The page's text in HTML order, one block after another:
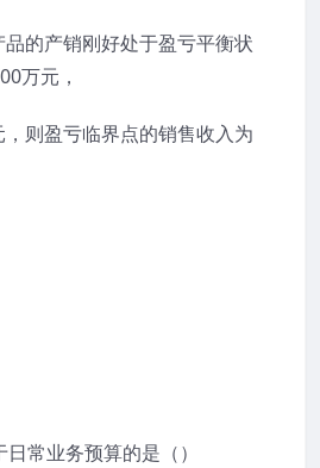
的产销刚好处于盈亏平衡状
万元，
则盈亏临界点的销售收入为
常业务预算的是（）